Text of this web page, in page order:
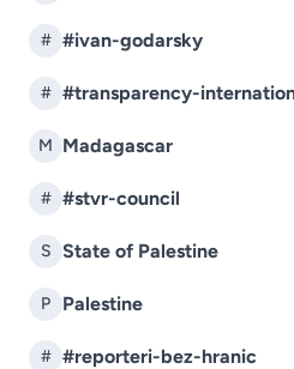
# #ivan-godarsky
# #transparency-
M Madagascar
# #stvr-council
S State of Palestine
P Palestine
# #reporteri-bez-hranic